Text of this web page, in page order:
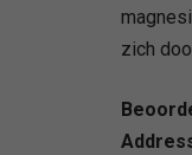
zich